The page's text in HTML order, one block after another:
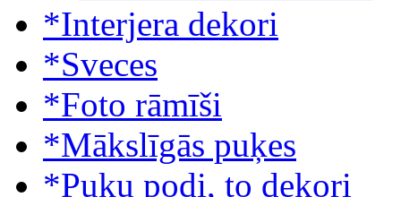
*Interjera dekori
*Sveces
*Foto rāmīši
*Mākslīgās puķes
*Puķu podi, to dekori